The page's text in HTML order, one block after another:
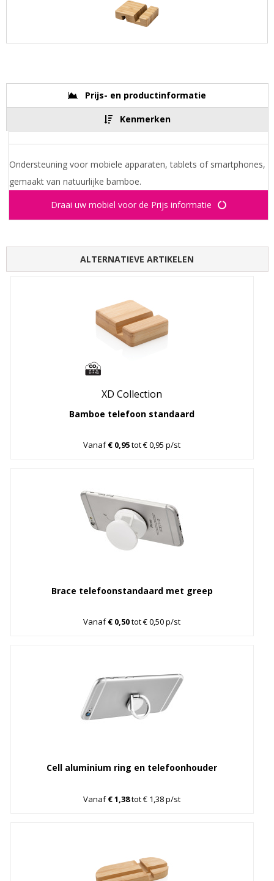
Prijs- en productinformatie
Kenmerken
Ondersteuning voor mobiele apparaten, tablets of smartphones,
gemaakt van natuurlijke bamboe.
Draai uw mobiel voor de Prijs informatie
ALTERNATIEVE ARTIKELEN
XD Collection
Bamboe telefoon standaard
Vanaf€ 0,95tot € 0,95 p/st
Brace telefoonstandaard met greep
Vanaf€ 0,50tot € 0,50 p/st
Cell aluminium ring en telefoonhouder
Vanaf€ 1,38tot € 1,38 p/st